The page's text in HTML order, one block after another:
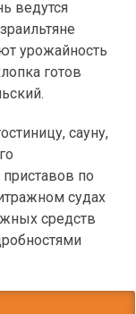
ведутся
урожайность
готов
сауну,
по
судах
средств